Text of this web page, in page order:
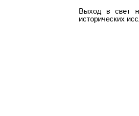
Выход в свет
исторических